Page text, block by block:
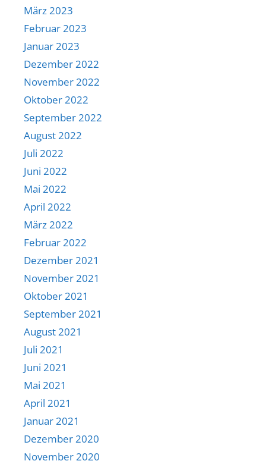
März 2023
Februar 2023
Januar 2023
Dezember 2022
November 2022
Oktober 2022
September 2022
August 2022
Juli 2022
Juni 2022
Mai 2022
April 2022
März 2022
Februar 2022
Dezember 2021
November 2021
Oktober 2021
September 2021
August 2021
Juli 2021
Juni 2021
Mai 2021
April 2021
Januar 2021
Dezember 2020
November 2020